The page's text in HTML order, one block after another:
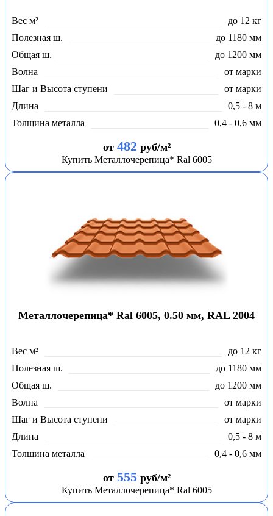
Вес м²
до 12 кг
Полезная ш.
до 1180 мм
Общая ш.
до 1200 мм
Волна
от марки
Шаг и Высота ступени
от марки
Длина
0,5 - 8 м
Толщина металла
0,4 - 0,6 мм
от 482 руб/м²
Купить Металлочерепица* Ral 6005
Металлочерепица* Ral 6005, 0.50 мм, RAL 2004
Вес м²
до 12 кг
Полезная ш.
до 1180 мм
Общая ш.
до 1200 мм
Волна
от марки
Шаг и Высота ступени
от марки
Длина
0,5 - 8 м
Толщина металла
0,4 - 0,6 мм
от 555руб/м²
Купить Металлочерепица* Ral 6005